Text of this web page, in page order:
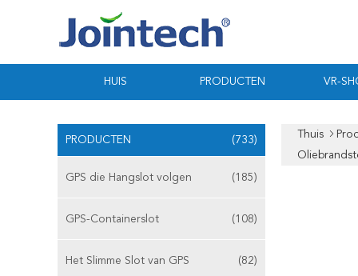
HUIS PRODUCTEN VR-
PRODUCTEN (733)
GPS die Hangslot volgen (185)
GPS-Containerslot (108)
Het Slimme Slot van GPS (82)
Thuis